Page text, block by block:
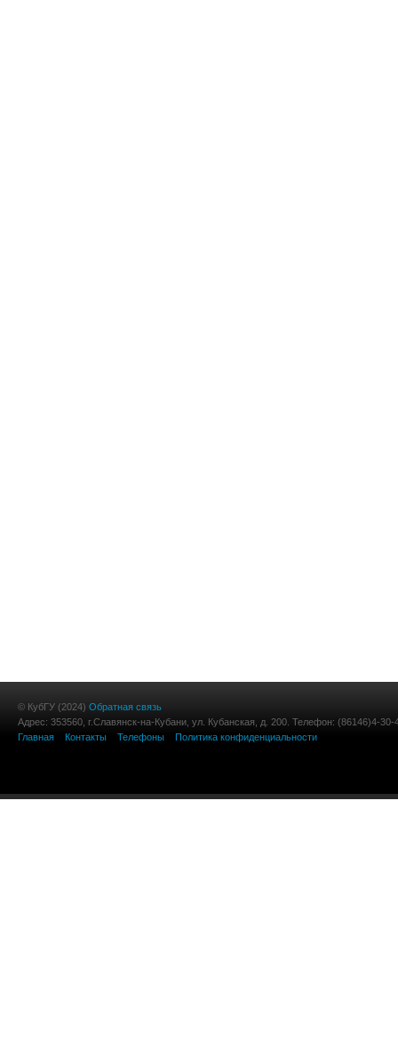
© КубГУ (2024) Обратная связь
Адрес: 353560, г.Славянск-на-Кубани, ул. Кубанская, д. 200. Телефон: (86146)4-30-
Главная
Контакты Телефоны Политика конфиденциальности